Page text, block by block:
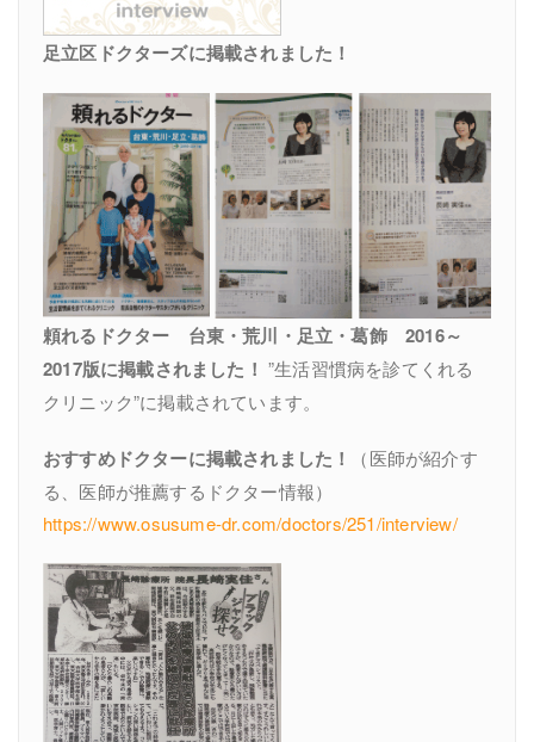
足立区ドクターズに掲載されました！
頼れるドクター 台東・荒川・足立・葛飾 2016～
2017版に掲載されました！ ”生活習慣病を診てくれる
クリニック”に掲載されています。
おすすめドクターに掲載されました！
（医師が紹介す
る、医師が推薦するドクター情報）
https://www.osusume-dr.com/doctors/251/interview/